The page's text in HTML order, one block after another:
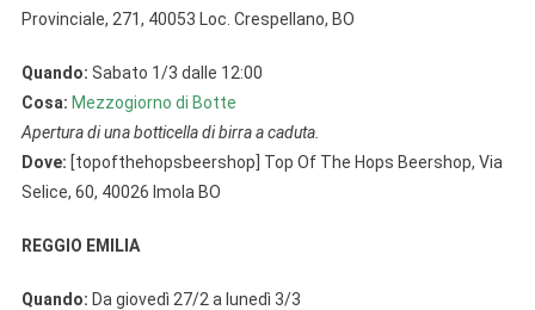
Provinciale, 271, 40053 Loc. Crespellano, BO
Quando: Sabato 1/3 dalle 12:00
Cosa: Mezzogiorno di Botte
Apertura di una botticella di birra a caduta.
Dove: [topofthehopsbeershop] Top Of The Hops Beershop, Via
Selice, 60, 40026 Imola BO
REGGIO EMILIA
Quando: Da giovedì 27/2 a lunedì 3/3